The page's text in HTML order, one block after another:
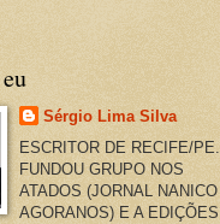
Sérgio Lima Silva
ESCRITOR DE RECIFE/PE.
FUNDOU GRUPO NOS
ATADOS (JORNAL NANICO
AGORANOS) E A EDIÇÕES